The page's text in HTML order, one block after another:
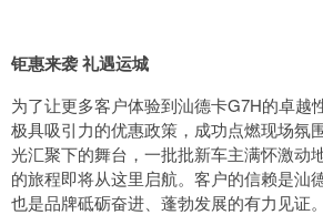
钜惠来袭 礼遇运城
为了让更多客户体验到汕德卡G7H的卓越
极具吸引力的优惠政策，成功点燃现场氛
光汇聚下的舞台，一批批新车主满怀激动
的旅程即将从这里启航。客户的信赖是汕
也是品牌砥砺奋进、蓬勃发展的有力见证。